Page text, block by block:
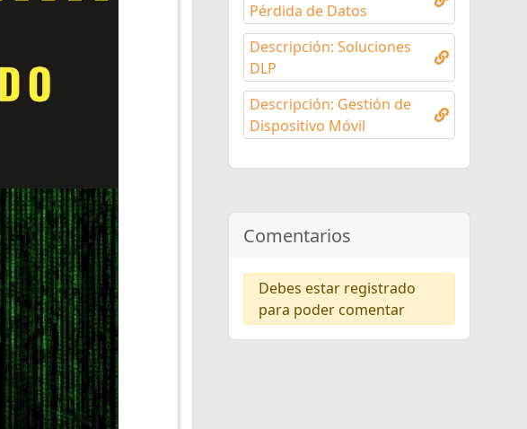
Pérdida de Datos
Descripción: Soluciones
DLP
Descripción: Gestión de
Dispositivo Móvil
Comentarios
Debes estar registrado
para poder comentar